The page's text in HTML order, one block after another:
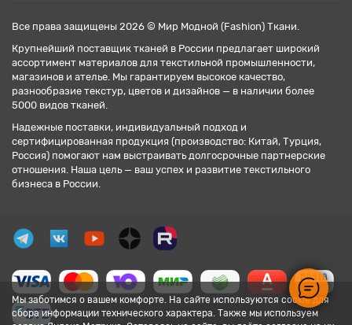
Мы заботимся о вашем комфорте. На сайте используются cookie для
сбора информации технического характера. Также мы используем
Все права защищены 2026 © Мир Модной (Fashion) Ткани.
Крупнейший поставщик тканей в России предлагает широкий
ассортимент материалов для текстильной промышленности,
магазинов и ателье. Мы гарантируем высокое качество,
разнообразие текстур, цветов и дизайнов — в наличии более
5000 видов тканей.
Надежные поставки, индивидуальный подход и
сертифицированная продукция (производство: Китай, Турция,
Россия) помогают нам выстраивать долгосрочные партнерские
отношения. Наша цель — ваш успех и развитие текстильного
бизнеса в России.